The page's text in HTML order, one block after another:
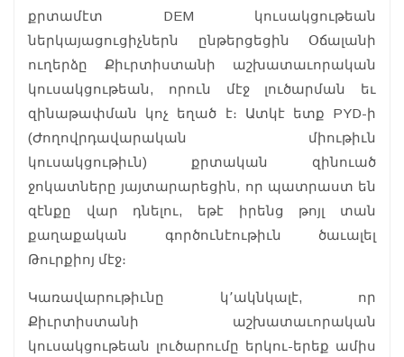
քրտամէտ DEM կուսակցութեան
ներկայացուցիչներն ընթերցեցին Օճալանի
ուղերձը Քիւրտիստանի աշխատաւորական
կուսակցութեան, որուն մէջ լուծարման եւ
զինաթափման կոչ եղած է։ Ատկէ ետք PYD-ի
(Ժողովրդավարական միութիւն
կուսակցութիւն) քրտական զինուած
ջոկատները յայտարարեցին, որ պատրաստ են
զէնքը վար դնելու, եթէ իրենց թոյլ տան
քաղաքական գործունէութիւն ծաւալել
Թուրքիոյ մէջ։
Կառավարութիւնը կ՚ակնկալէ, որ
Քիւրտիստանի աշխատաւորական
կուսակցութեան լուծարումը երկու-երեք ամիս